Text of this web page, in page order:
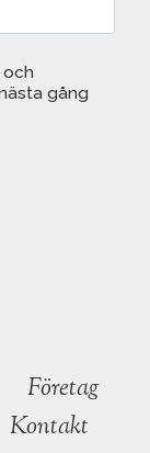
och
gång
Företag
Kontakt